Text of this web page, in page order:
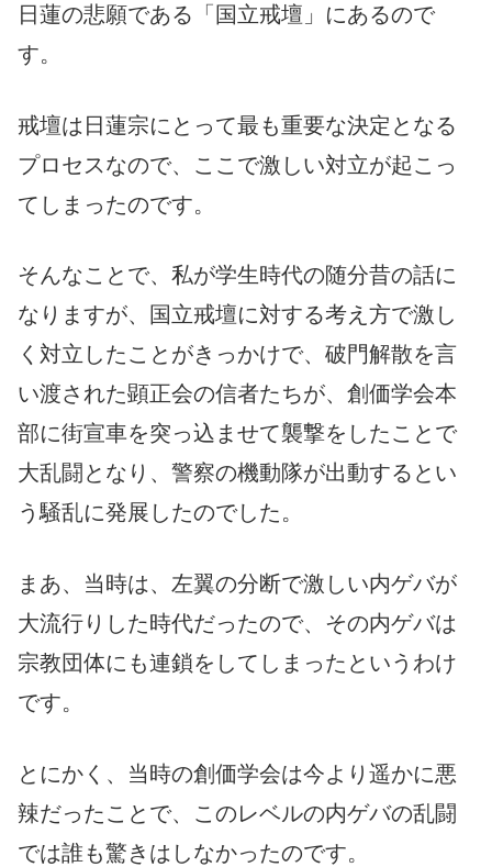
日蓮の悲願である「国立戒壇」にあるので
す。
戒壇は日蓮宗にとって最も重要な決定となる
プロセスなので、ここで激しい対立が起こっ
てしまったのです。
そんなことで、私が学生時代の随分昔の話に
なりますが、国立戒壇に対する考え方で激し
く対立したことがきっかけで、破門解散を言
い渡された顕正会の信者たちが、創価学会本
部に街宣車を突っ込ませて襲撃をしたことで
大乱闘となり、警察の機動隊が出動するとい
う騒乱に発展したのでした。
まあ、当時は、左翼の分断で激しい内ゲバが
大流行りした時代だったので、その内ゲバは
宗教団体にも連鎖をしてしまったというわけ
です。
とにかく、当時の創価学会は今より遥かに悪
辣だったことで、このレベルの内ゲバの乱闘
では誰も驚きはしなかったのです。